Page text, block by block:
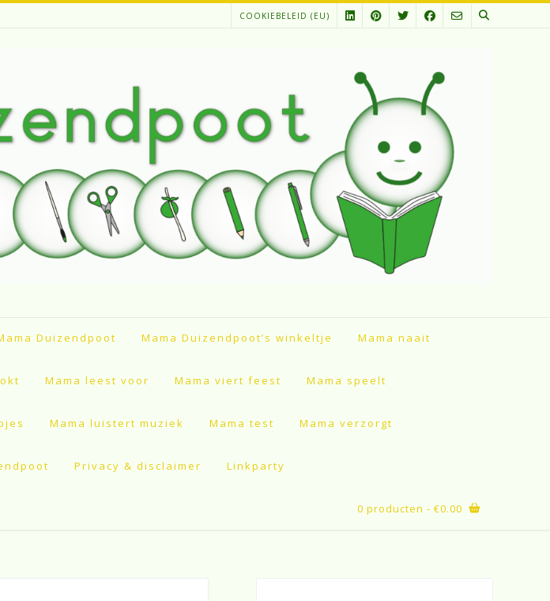
COOKIEBELEID (EU)
Duizendpoot Mama Duizendpoot’s winkeltje Mama naait
Mama leest voor Mama viert feest Mama speelt
Mama luistert muziek Mama test Mama verzorgt
Privacy & disclaimer Linkparty
0 producten - €0.00